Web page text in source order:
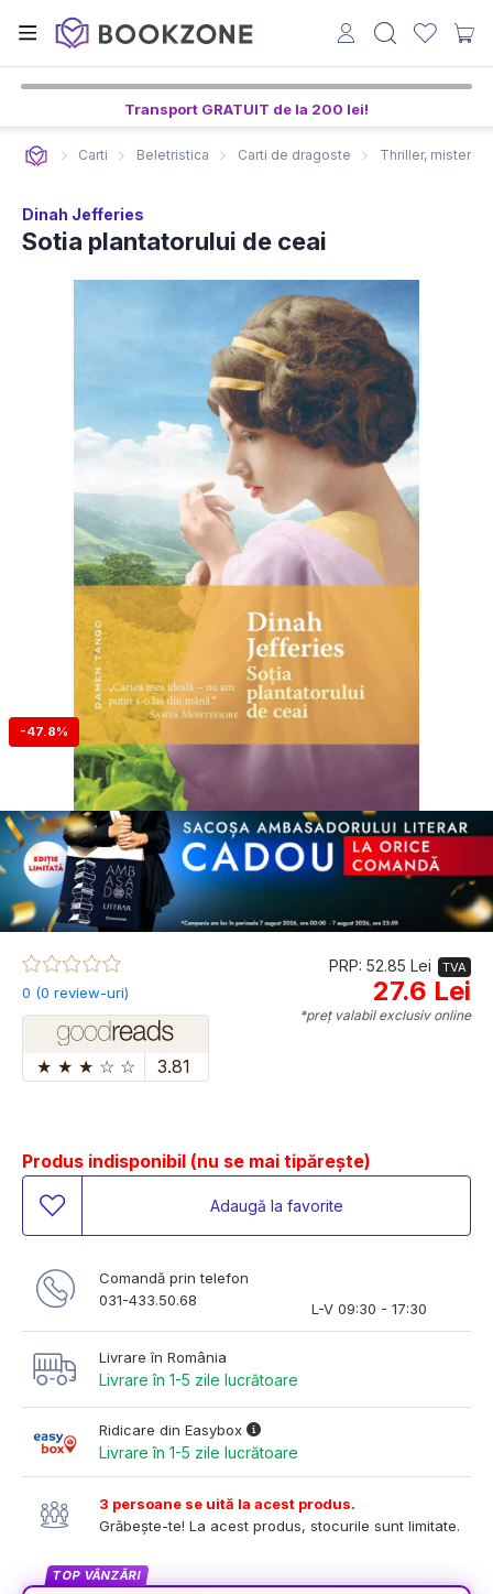
Transport GRATUIT de la 200 lei!
Carti Beletristica Carti de dragoste Thriller, mister si
Dinah Jefferies
Sotia plantatorului de ceai
-47.8%
0 (0 review-uri)
★ ★ ★ ☆ ☆ 3.81
PRP: 52.85 Lei TVA
27.6 Lei
*preț valabil exclusiv online
Produs indisponibil (nu se mai tipărește)
Adaugă la favorite
Comandă prin telefon
031-433.50.68
L-V 09:30 - 17:30
Livrare în România
Livrare în 1-5 zile lucrătoare
Ridicare din Easybox
Livrare în 1-5 zile lucrătoare
3 persoane se uită la acest produs.
Grăbește-te! La acest produs, stocurile sunt limitate.
TOP VÂNZĂRI